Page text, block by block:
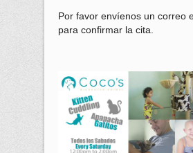
Por favor envíenos un correo
para confirmar la cita.